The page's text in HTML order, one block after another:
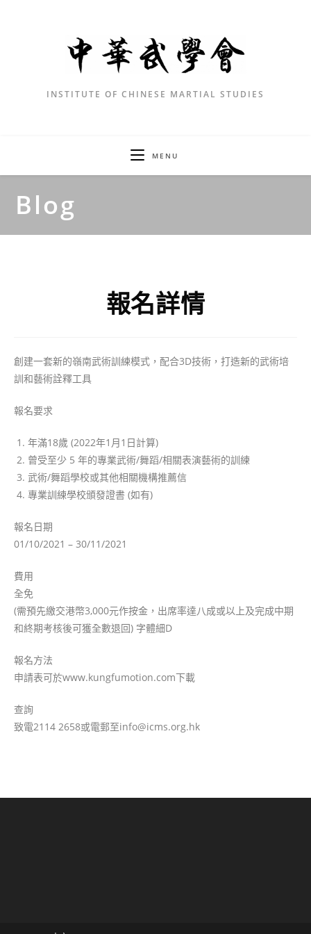
INSTITUTE OF CHINESE MARTIAL STUDIES
MENU
Blog
報名詳情
創建一套新的嶺南武術訓練模式，配合3D技術，打造新的武術培
訓和藝術詮釋工具
報名要求
年滿18歲 (2022年1月1日計算)
曾受至少 5 年的專業武術/舞蹈/相關表演藝術的訓練
武術/舞蹈學校或其他相關機構推薦信
專業訓練學校頒發證書 (如有)
報名日期
01/10/2021 – 30/11/2021
費用
全免
(需預先繳交港幣3,000元作按金，出席率達八成或以上及完成中期
和終期考核後可獲全數退回) 字體細D
報名方法
申請表可於www.kungfumotion.com下載
查詢
致電2114 2658或電郵至info@icms.org.hk